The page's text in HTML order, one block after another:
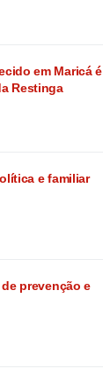
em Maricá é
Restinga
e familiar
prevenção e